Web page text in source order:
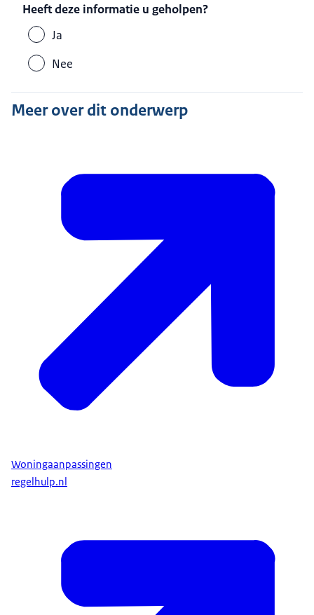
Heeft deze informatie u geholpen?
Ja
Nee
Meer over dit onderwerp
Woningaanpassingen
regelhulp.nl